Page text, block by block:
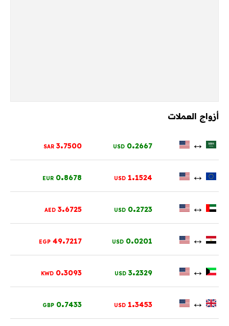
أزواج العملات
↔
0.2667
USD
3.7500
SAR
↔
1.1524
USD
0.8678
EUR
↔
0.2723
USD
3.6725
AED
↔
0.0201
USD
49.7217
EGP
↔
3.2329
USD
0.3093
KWD
↔
1.3453
USD
0.7433
GBP